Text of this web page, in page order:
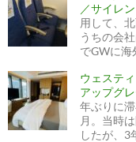
／サイレ
用して、
うちの会
でGWに海
ウェステ
アップグ
年ぶりに
月。当時
したが、3